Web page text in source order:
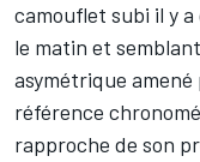
camouflet subi il y
le matin et
asymétrique
référence
rapproche de son